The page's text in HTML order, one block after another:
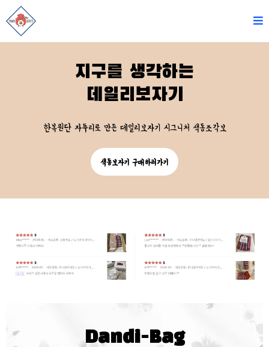
지구를 생각하는
데일리보자기
한복원단 자투리로 만든 데일리보자기 시그니처 색동조각보
색동보자기 구매하러가기
Dandi-Bag